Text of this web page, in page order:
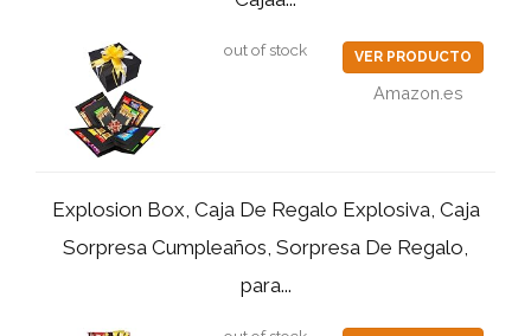
out of stock VER PRODUCTO
Amazon.es
Explosion Box, Caja De Regalo Explosiva, Caja
Sorpresa Cumpleaños, Sorpresa De Regalo,
para...